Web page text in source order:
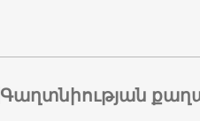
Գաղտնիության